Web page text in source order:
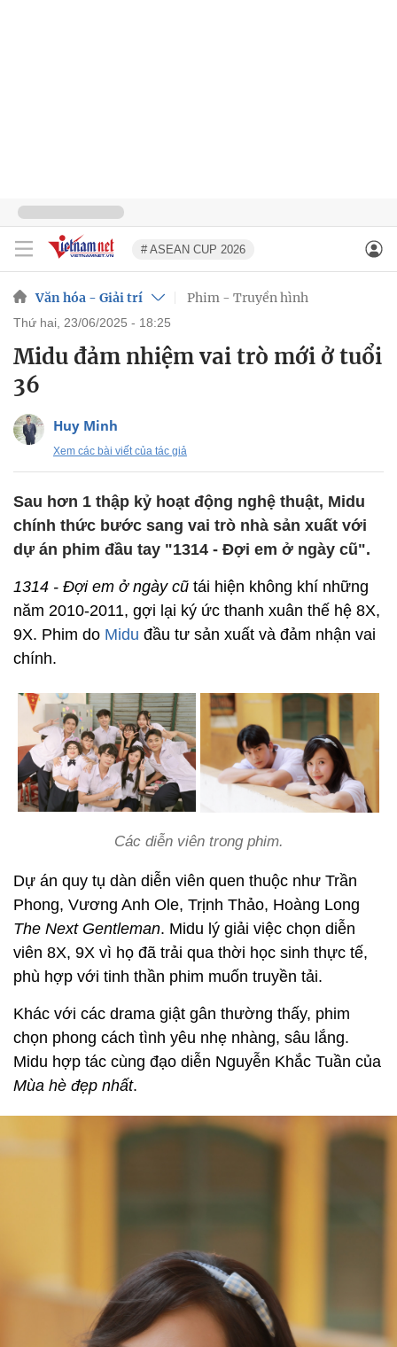
# ASEAN CUP 2026
Văn hóa - Giải trí Phim - Truyền hình
thứ hai, 23/06/2025 - 18:25
Midu đảm nhiệm vai trò mới ở tuổi
36
Huy Minh
Xem các bài viết của tác giả
Sau hơn 1 thập kỷ hoạt động nghệ thuật, Midu
chính thức bước sang vai trò nhà sản xuất với
dự án phim đầu tay "1314 - Đợi em ở ngày cũ".
1314 - Đợi em ở ngày cũ tái hiện không khí những
năm 2010-2011, gợi lại ký ức thanh xuân thế hệ 8X,
9X. Phim do Midu đầu tư sản xuất và đảm nhận vai
chính.
Các diễn viên trong phim.
Dự án quy tụ dàn diễn viên quen thuộc như Trần
Phong, Vương Anh Ole, Trịnh Thảo, Hoàng Long
The Next Gentleman. Midu lý giải việc chọn diễn
viên 8X, 9X vì họ đã trải qua thời học sinh thực tế,
phù hợp với tinh thần phim muốn truyền tải.
Khác với các drama giật gân thường thấy, phim
chọn phong cách tình yêu nhẹ nhàng, sâu lắng.
Midu hợp tác cùng đạo diễn Nguyễn Khắc Tuần của
Mùa hè đẹp nhất.